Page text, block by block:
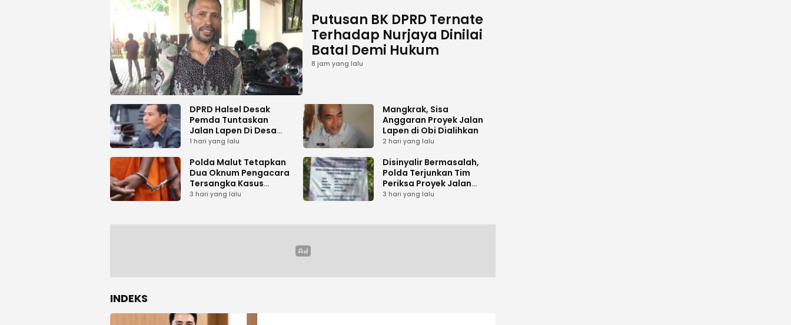
Putusan BK DPRD Ternate
Terhadap Nurjaya Dinilai
Batal Demi Hukum
8 jam yang lalu
DPRD Halsel Desak
Pemda Tuntaskan
Jalan Lapen Di Desa
Sambiki
1 hari yang lalu
Mangkrak, Sisa
Anggaran Proyek Jalan
Lapen di Obi Dialihkan
2 hari yang lalu
Polda Malut Tetapkan
Dua Oknum Pengacara
Tersangka Kasus
Pemalsuan Dokumen
3 hari yang lalu
Disinyalir Bermasalah,
Polda Terjunkan Tim
Periksa Proyek Jalan
Tani di Galala
3 hari yang lalu
INDEKS